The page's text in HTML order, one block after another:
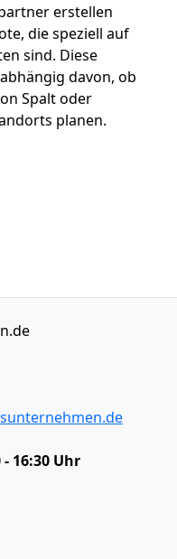
erstellen
die speziell auf
sind. Diese
davon, ob
Spalt oder
planen.
- 16:30 Uhr